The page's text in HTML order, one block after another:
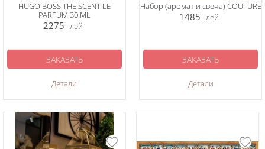
HUGO BOSS THE SCENT LE
PARFUM 30 ML
2275 лей
Детали
ЗАКАЗАТЬ
Набор (аромат и свеча) COUTURE
1485 лей
Детали
ЗАКАЗАТЬ